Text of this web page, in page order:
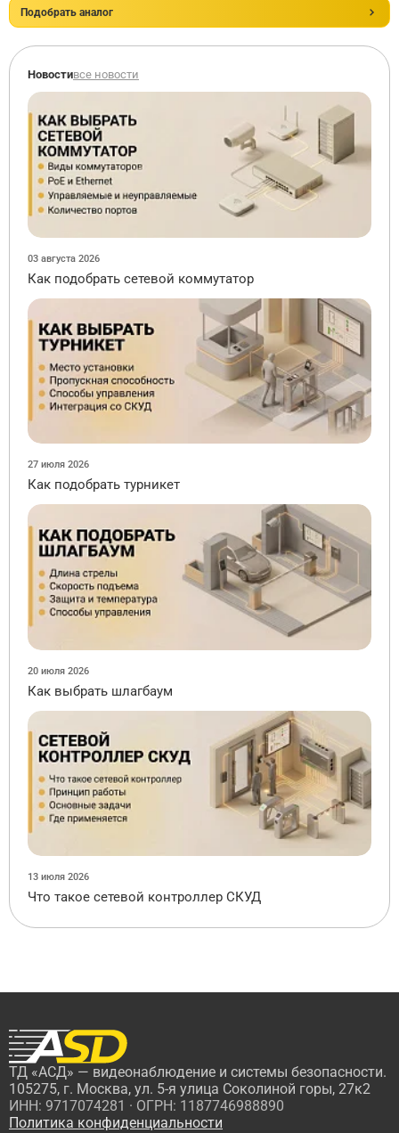
Подобрать аналог
Новостивсе новости
03 августа 2026
Как подобрать сетевой коммутатор
27 июля 2026
Как подобрать турникет
20 июля 2026
Как выбрать шлагбаум
13 июля 2026
Что такое сетевой контроллер СКУД
ТД «АСД» — видеонаблюдение и системы безопасности.
105275, г. Москва, ул. 5-я улица Соколиной горы, 27к2
ИНН: 9717074281 · ОГРН: 1187746988890
Политика конфиденциальности